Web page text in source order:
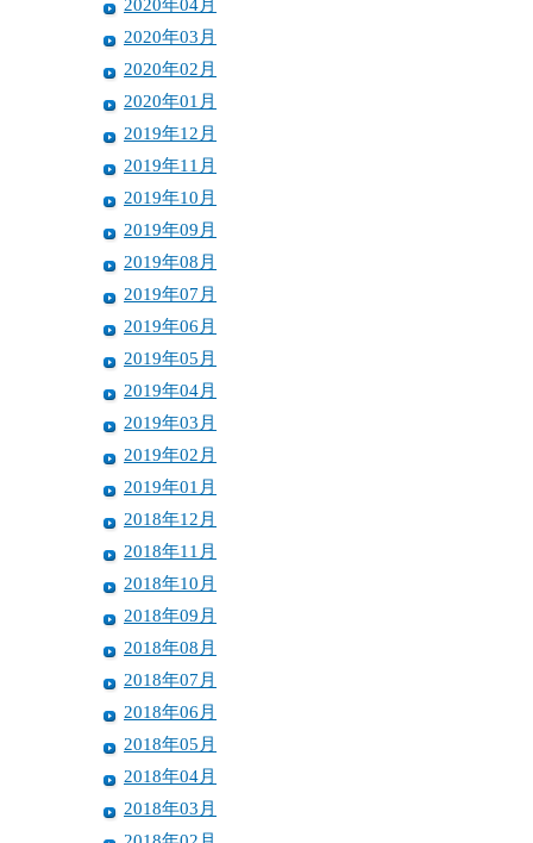
2020年04月
2020年03月
2020年02月
2020年01月
2019年12月
2019年11月
2019年10月
2019年09月
2019年08月
2019年07月
2019年06月
2019年05月
2019年04月
2019年03月
2019年02月
2019年01月
2018年12月
2018年11月
2018年10月
2018年09月
2018年08月
2018年07月
2018年06月
2018年05月
2018年04月
2018年03月